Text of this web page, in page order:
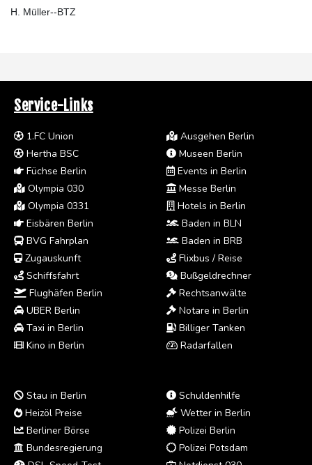
H. Müller--BTZ
Service-Links
1.FC Union
Hertha BSC
Füchse Berlin
Olympia 030
Olympia 0331
Eisbären Berlin
BVG Fahrplan
Zugauskunft
Schiffsfahrt
Flughäfen Berlin
UBER Berlin
Taxi in Berlin
Kino in Berlin
Ausgehen Berlin
Museen Berlin
Events in Berlin
Messe Berlin
Hotels in Berlin
Baden in BLN
Baden in BRB
Flixbus / Reise
Bußgeldrechner
Rechtsanwälte
Notare in Berlin
Billiger Tanken
Radarfallen
Stau in Berlin
Heizöl Preise
Berliner Börse
Bundesregierung
Schuldenhilfe
Wetter in Berlin
Polizei Berlin
Polizei Potsdam